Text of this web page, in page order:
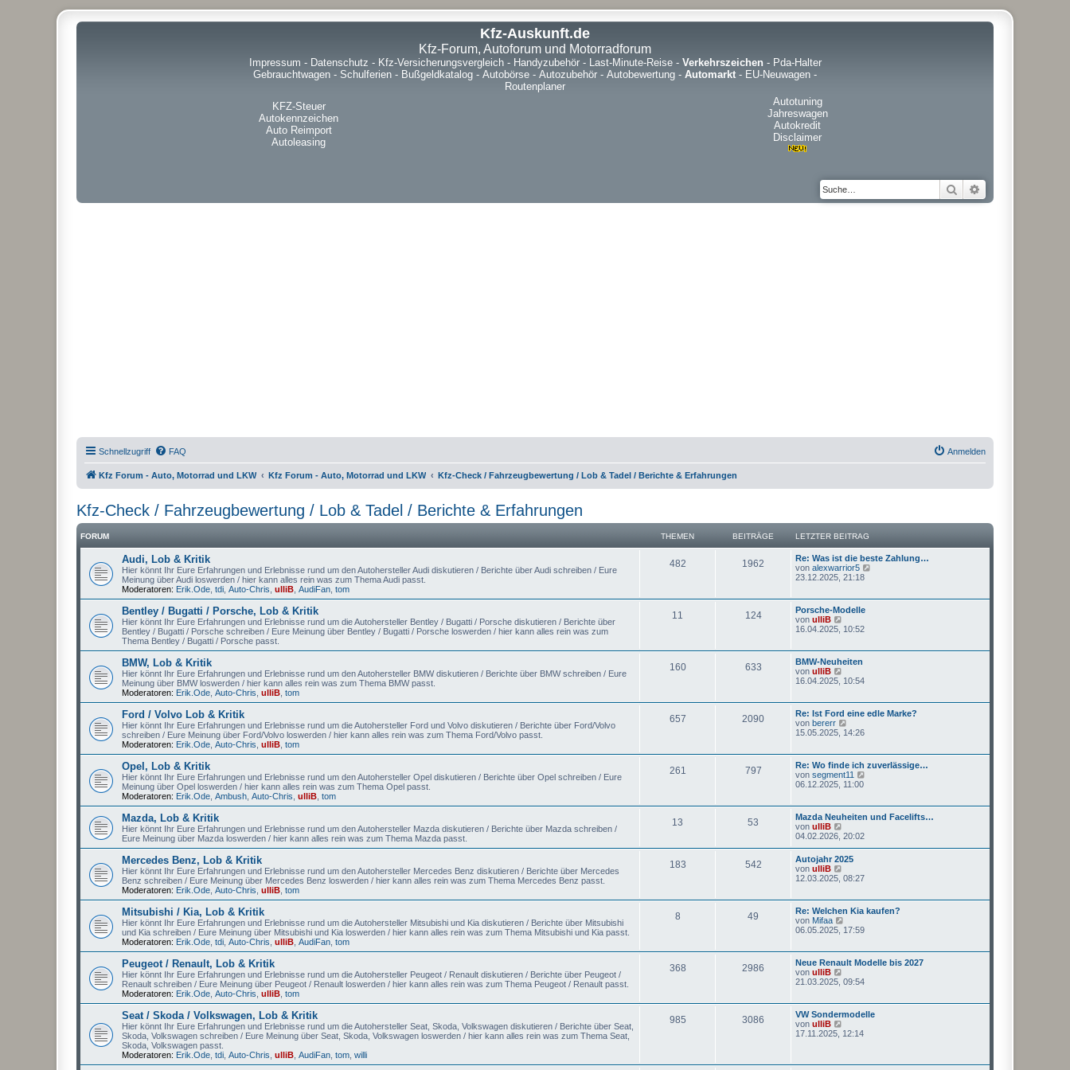
Kfz-Auskunft.de
Kfz-Forum, Autoforum und Motorradforum
Impressum - Datenschutz - Kfz-Versicherungsvergleich- Handyzubehör- Last-Minute-Reise- Verkehrszeichen- Pda-Halter
Gebrauchtwagen - Schulferien - Bußgeldkatalog - Autobörse - Autozubehör - Autobewertung - Automarkt - EU-Neuwagen -
Routenplaner
KFZ-Steuer
Autokennzeichen
Auto Reimport
Autoleasing
Autotuning
Jahreswagen
Autokredit
Disclaimer
Suche
Schnellzugriff FAQ Anmelden
Kfz Forum - Auto, Motorrad und LKW Kfz Forum - Auto, Motorrad und LKW Kfz-Check / Fahrzeugbewertung / Lob & Tadel / Berichte & Erfahrungen
Kfz-Check / Fahrzeugbewertung / Lob & Tadel / Berichte & Erfahrungen
FORUM THEMEN BEITRÄGE LETZTER BEITRAG
Audi, Lob & Kritik
Hier könnt Ihr Eure Erfahrungen und Erlebnisse rund um den Autohersteller Audi diskutieren / Berichte über Audi schreiben / Eure
Meinung über Audi loswerden / hier kann alles rein was zum Thema Audi passt.
Moderatoren: Erik.Ode tdi Auto-Chris ulliB AudiFan tom
482 1962
Re: Was ist die beste Zahlung…
von alexwarrior5
e
g
23.12.2025, 21:18
Bentley / Bugatti / Porsche, Lob & Kritik
Hier könnt Ihr Eure Erfahrungen und Erlebnisse rund um die Autohersteller Bentley / Bugatti / Porsche diskutieren / Berichte über
Bentley / Bugatti / Porsche schreiben / Eure Meinung über Bentley / Bugatti / Porsche loswerden / hier kann alles rein was zum
Thema Bentley / Bugatti / Porsche passt.
11 124
Porsche-Modelle
von ulliB
e
s
t
e
r
e
i
t
r
g
16.04.2025, 10:52
BMW, Lob & Kritik
Hier könnt Ihr Eure Erfahrungen und Erlebnisse rund um den Autohersteller BMW diskutieren / Berichte über BMW schreiben / Eure
Meinung über BMW loswerden / hier kann alles rein was zum Thema BMW passt.
Moderatoren: Erik.Ode Auto-Chris ulliB tom
160 633
BMW-Neuheiten
von ulliB
e
s
t
e
r
e
i
t
r
g
16.04.2025, 10:54
Ford / Volvo Lob & Kritik
Hier könnt Ihr Eure Erfahrungen und Erlebnisse rund um die Autohersteller Ford und Volvo diskutieren / Berichte über Ford/Volvo
schreiben / Eure Meinung über Ford/Volvo loswerden / hier kann alles rein was zum Thema Ford/Volvo passt.
Moderatoren: Erik.Ode Auto-Chris ulliB tom
657 2090
Re: Ist Ford eine edle Marke?
von bererr
e
s
t
e
r
e
i
r
a
g
15.05.2025, 14:26
Opel, Lob & Kritik
Hier könnt Ihr Eure Erfahrungen und Erlebnisse rund um den Autohersteller Opel diskutieren / Berichte über Opel schreiben / Eure
Meinung über Opel loswerden / hier kann alles rein was zum Thema Opel passt.
Moderatoren: Erik.Ode Ambush Auto-Chris ulliB tom
261 797
Re: Wo finde ich zuverlässige…
von segment11
t
B
a
g
06.12.2025, 11:00
Mazda, Lob & Kritik
Hier könnt Ihr Eure Erfahrungen und Erlebnisse rund um den Autohersteller Mazda diskutieren / Berichte über Mazda schreiben /
Eure Meinung über Mazda loswerden / hier kann alles rein was zum Thema Mazda passt.
13 53
Mazda Neuheiten und Facelifts…
von ulliB
e
e
s
t
e
B
e
i
t
a
g
04.02.2026, 20:02
Mercedes Benz, Lob & Kritik
Hier könnt Ihr Eure Erfahrungen und Erlebnisse rund um den Autohersteller Mercedes Benz diskutieren / Berichte über Mercedes
Benz schreiben / Eure Meinung über Mercedes Benz loswerden / hier kann alles rein was zum Thema Mercedes Benz passt.
Moderatoren: Erik.Ode Auto-Chris ulliB tom
183 542
Autojahr 2025
von ulliB
e
t
e
r
e
i
r
g
12.03.2025, 08:27
Mitsubishi / Kia, Lob & Kritik
Hier könnt Ihr Eure Erfahrungen und Erlebnisse rund um die Autohersteller Mitsubishi und Kia diskutieren / Berichte über Mitsubishi
und Kia schreiben / Eure Meinung über Mitsubishi und Kia loswerden / hier kann alles rein was zum Thema Mitsubishi und Kia passt.
Moderatoren: Erik.Ode tdi Auto-Chris ulliB AudiFan tom
8 49
Re: Welchen Kia kaufen?
von Mifaa
e
s
t
e
r
e
i
r
06.05.2025, 17:59
Peugeot / Renault, Lob & Kritik
Hier könnt Ihr Eure Erfahrungen und Erlebnisse rund um die Autohersteller Peugeot / Renault diskutieren / Berichte über Peugeot /
Renault schreiben / Eure Meinung über Peugeot / Renault loswerden / hier kann alles rein was zum Thema Peugeot / Renault passt.
Moderatoren: Erik.Ode Auto-Chris ulliB tom
368 2986
Neue Renault Modelle bis 2027
von ulliB
e
t
e
r
i
21.03.2025, 09:54
Seat / Skoda / Volkswagen, Lob & Kritik
Hier könnt Ihr Eure Erfahrungen und Erlebnisse rund um die Autohersteller Seat, Skoda, Volkswagen diskutieren / Berichte über Seat,
Skoda, Volkswagen schreiben / Eure Meinung über Seat, Skoda, Volkswagen loswerden / hier kann alles rein was zum Thema Seat,
Skoda, Volkswagen passt.
Moderatoren: Erik.Ode tdi Auto-Chris ulliB AudiFan tom willi
985 3086
VW Sondermodelle
von ulliB
e
17.11.2025, 12:14